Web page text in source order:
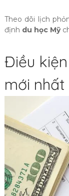
Theo dõi lịch
định du học Mỹ
Điều
mới nhất